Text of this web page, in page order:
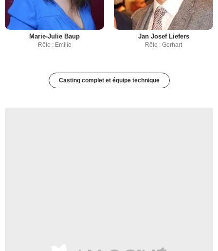
Marie-Julie Baup
Rôle : Emilie
Jan Josef Liefers
Rôle : Gerhart
Casting complet et équipe technique